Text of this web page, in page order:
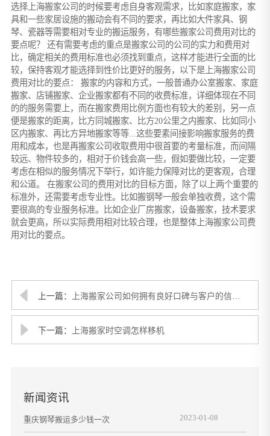
选择上海搬家公司的时候要考虑自身客观需求，比如家庭搬家，家
具和一些家居设施的搬动会有不同的要求，再比如大件家具、钢
琴、瓷器等需要相对专业的搬运服务，有哪些搬家公司费用对比的
要点呢？ 还有需要考虑的重点是搬家公司的公司的实力和费用对
比，确定相关的费用标准也必须找到重点，这样才能进行全面的比
较，保持客观才能选择到性价比更好的服务，以下是上海搬家公司
费用对比的要点： 搬家的内容和方式，一般普通办公室搬家、家庭
搬家、店铺搬家、企业搬家都有不同的收费标准，详细体现在不同
的的服务需要上，而在搬家费用比例方面也有较大的差别，另一点
便是搬家的距离，比方同城搬家、比方20公里之内搬家、比如同小
区内搬家、再比方异地搬家等等...这些要素间接影响搬家服务的费
用和成本，也是再搬家公司收取费用中很首要的考量标准，而间隔
较远、物件较多的，相对于价钱会高一些，假如要做比较，一定要
考虑在相似的服务情况下举行，如许能力保障对比的更客观，合理
和公道。 在搬家公司的费用对比的目标方面，除了以上两个重要的
标准外，还需要考虑专业性。比如搬钢琴一般会单独收费，这个需
要很高的专业服务标准。比如企业厂房搬家，设备搬家，技术要求
就会更高，所以实际费用相对比较合理，也是整体上海搬家公司费
用对比的要点。
上一篇：
上海搬家公司如何拥有良好口碑与客户的信任
呢
下一篇： 上海搬家时空调怎样移机
新闻资讯
重庆钢琴搬运多少钱一次 2023-01-08